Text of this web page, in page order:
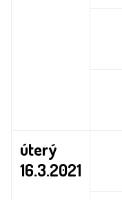
úterý
16.3.2021